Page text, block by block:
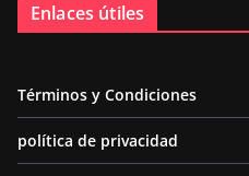
Enlaces útiles
Términos y Condiciones
política de privacidad